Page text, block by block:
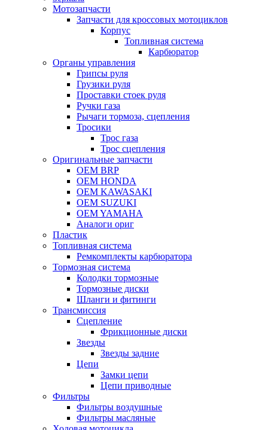
Мотозапчасти
Запчасти для кроссовых мотоциклов
Корпус
Топливная система
Карбюратор
Органы управления
Грипсы руля
Грузики руля
Проставки стоек руля
Ручки газа
Рычаги тормоза, сцепления
Тросики
Трос газа
Трос сцепления
Оригинальные запчасти
OEM BRP
OEM HONDA
OEM KAWASAKI
OEM SUZUKI
OEM YAMAHA
Аналоги ориг
Пластик
Топливная система
Ремкомплекты карбюратора
Тормозная система
Колодки тормозные
Тормозные диски
Шланги и фитинги
Трансмиссия
Cцепление
Фрикционные диски
Звезды
Звезды задние
Цепи
Замки цепи
Цепи приводные
Фильтры
Фильтры воздушные
Фильтры масляные